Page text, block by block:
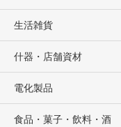
生活雑貨
什器・店舗資材
電化製品
食品・菓子・飲料・酒